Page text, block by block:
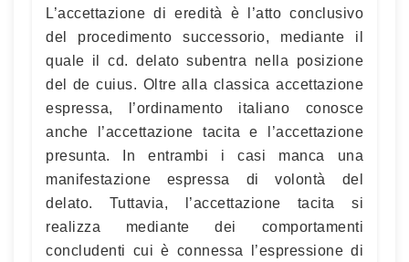
L’accettazione di eredità è l’atto conclusivo
del procedimento successorio, mediante il
quale il cd. delato subentra nella posizione
del de cuius. Oltre alla classica accettazione
espressa, l’ordinamento italiano conosce
anche l’accettazione tacita e l’accettazione
presunta. In entrambi i casi manca una
manifestazione espressa di volontà del
delato. Tuttavia, l’accettazione tacita si
realizza mediante dei comportamenti
concludenti cui è connessa l’espressione di